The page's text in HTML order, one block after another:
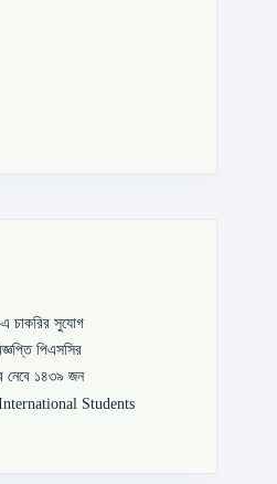
চাকরির সুযোগ
পিএসসির
নেবে ১৪৩৯ জন
Students